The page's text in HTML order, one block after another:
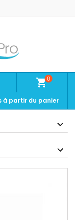
shopping_cart0
à partir du panier